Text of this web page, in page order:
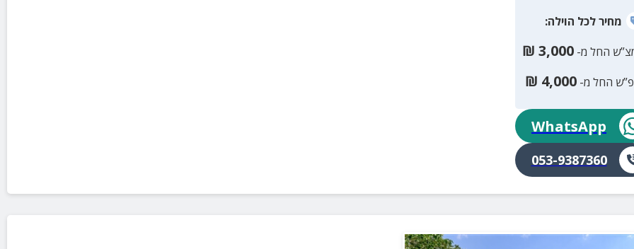
מחירלכל הוילה:
החל מ- 3,000
₪
החל מ- 4,000
₪
WhatsApp
053-9387360